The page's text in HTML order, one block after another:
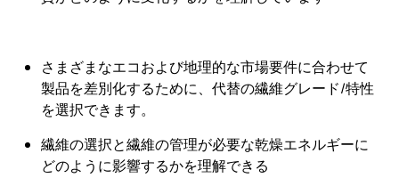
さまざまなエコおよび地理的な市場要件に合わせて
製品を差別化するために、代替の繊維グレード/特性
を選択できます。
繊維の選択と繊維の管理が必要な乾燥エネルギーに
どのように影響するかを理解できる